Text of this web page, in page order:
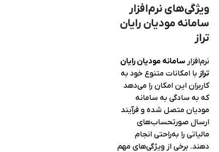
ویژگی‌های نرم‌افزار
سامانه مودیان رایان
تراز
نرم‌افزارسامانه مودیان رایان
تراز با امکانات متنوع خود به
کاربران این امکان را می‌دهد
که به سادگی به سامانه
مودیان متصل شده و فرآیند
ارسال صورتحساب‌های
مالیاتی را به‌راحتی انجام
دهند. برخی از ویژگی‌های مهم